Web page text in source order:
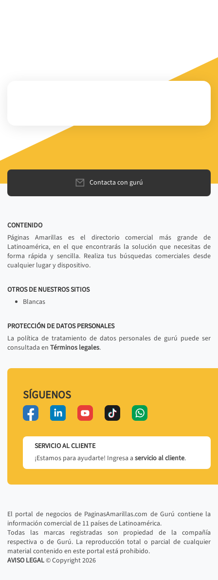
Contacta con gurú
CONTENIDO
Páginas Amarillas es el directorio comercial más grande de
Latinoamérica, en el que encontrarás la solución que necesitas de
forma rápida y sencilla. Realiza tus búsquedas comerciales desde
cualquier lugar y dispositivo.
OTROS DE NUESTROS SITIOS
Blancas
PROTECCIÓN DE DATOS PERSONALES
La política de tratamiento de datos personales de gurú puede ser
consultada en Términos legales.
SÍGUENOS
SERVICIO AL CLIENTE
¡Estamos para ayudarte! Ingresa a servicio al cliente.
El portal de negocios de PaginasAmarillas.com de Gurú contiene la
información comercial de 11 países de Latinoamérica.
Todas las marcas registradas son propiedad de la compañía
respectiva o de Gurú. La reproducción total o parcial de cualquier
material contenido en este portal está prohibido.
AVISO LEGAL© Copyright2026